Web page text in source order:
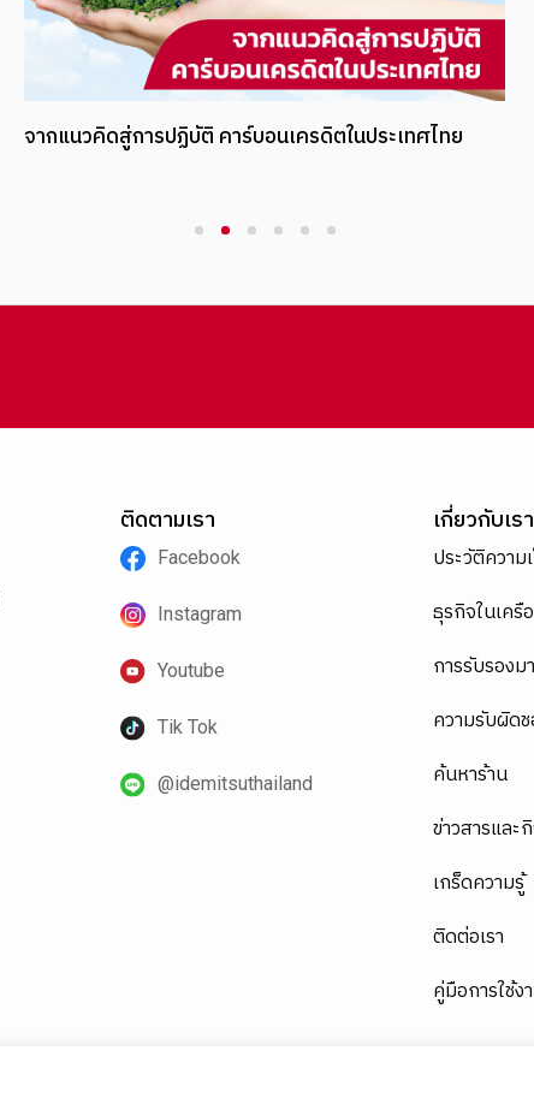
จากแนวคิดสู่การปฏิบัติ คาร์บอนเครดิตในประเทศไทย
ติดตามเรา
Facebook
Instagram
Youtube
Tik Tok
@idemitsuthailand
เกี่ยวกับเรา
ประวัติความ
ธุรกิจในเครื
การรับรองม
ความรับผิด
ค้นหาร้าน
ข่าวสารและ
เกร็ดความรู้
ติดต่อเรา
คู่มือการใช้ง